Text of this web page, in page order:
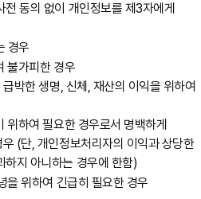
동의 없이 개인정보를 제3자에게
경우
불가피한 경우
박한 생명, 신체, 재산의 이익을 위하여
위하여 필요한 경우로서 명백하게
(단, 개인정보처리자의 이익과 상당한
하지 아니하는 경우에 한함)
을 위하여 긴급히 필요한 경우